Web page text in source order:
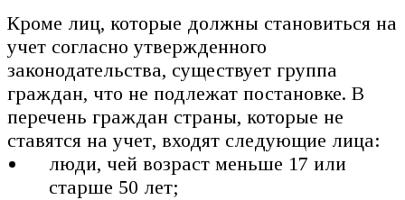
Кроме лиц, которые должны становиться на
учет согласно утвержденного
законодательства, существует группа
граждан, что не подлежат постановке. В
перечень граждан страны, которые не
ставятся на учет, входят следующие лица:
люди, чей возраст меньше 17 или
старше 50 лет;